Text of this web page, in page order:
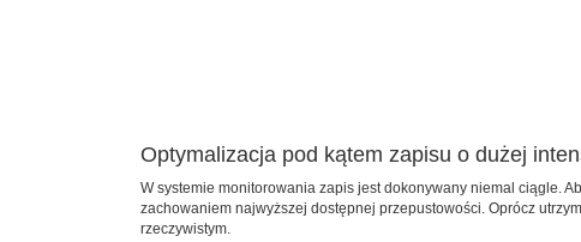
Optymalizacja pod kątem zapisu o dużej
W systemie monitorowania zapis jest dokonywany niemal ciągle.
zachowaniem najwyższej dostępnej przepustowości. Oprócz
rzeczywistym.